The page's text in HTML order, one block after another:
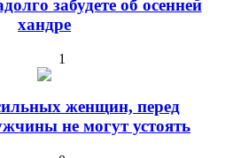
забудете об осенней
хандре
1
женщин, перед
не могут устоять